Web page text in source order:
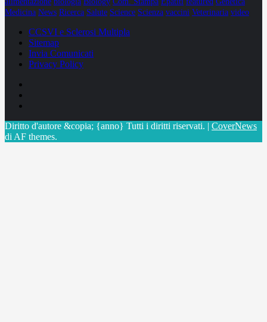
Medicina News Ricerca Salute Science Scienza vaccini Veterinaria video
CCSVI e Sclerosi Multipla
Sitemap
Invia Comunicati
Privacy Policy
Diritto d'autore &copia; {anno} Tutti i diritti riservati. | CoverNews
di AF themes.